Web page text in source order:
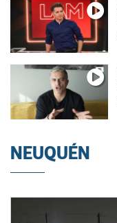
NEUQUÉN